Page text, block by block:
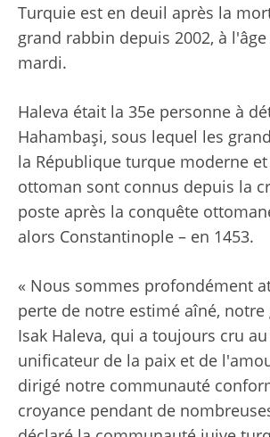
Turquie est en deuil après la
grand rabbin depuis 2002, à l'âge
mardi.
Haleva était la 35e personne à
Hahambaşi, sous lequel les
la République turque moderne et
ottoman sont connus depuis la
poste après la conquête
alors Constantinople – en 1453.
« Nous sommes profondément
perte de notre estimé aîné,
Isak Haleva, qui a toujours cru
unificateur de la paix et de
dirigé notre communauté
croyance pendant de